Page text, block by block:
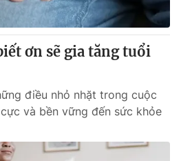
ơn sẽ gia tăng tuổi
điều nhỏ nhặt trong cuộc
và bền vững đến sức khỏe